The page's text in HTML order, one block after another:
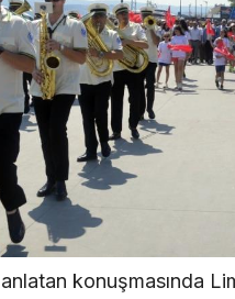
konuşmasında